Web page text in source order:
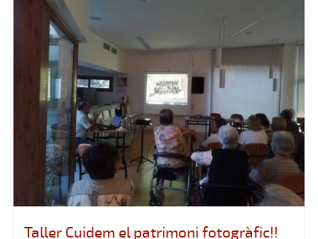
Taller Cuidem el patrimoni fotogràfic!!